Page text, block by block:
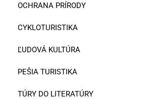
OCHRANA PRÍRODY
CYKLOTURISTIKA
ĽUDOVÁ KULTÚRA
PEŠIA TURISTIKA
TÚRY DO LITERATÚRY